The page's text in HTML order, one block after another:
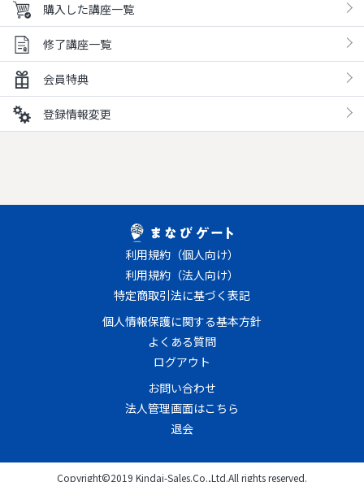
購入した講座一覧
修了講座一覧
会員特典
登録情報変更
利用規約（個人向け）
利用規約（法人向け）
特定商取引法に基づく表記
個人情報保護に関する基本方針
よくある質問
ログアウト
お問い合わせ
法人管理画面はこちら
退会
Copyright©2019 Kindai-Sales.Co.,Ltd.All rights reserved.